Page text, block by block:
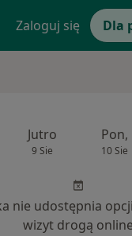
Zaloguj się Dla
Jutro
9 Sie
Pon,
10 Sie
nie udostępnia
wizyt drogą online